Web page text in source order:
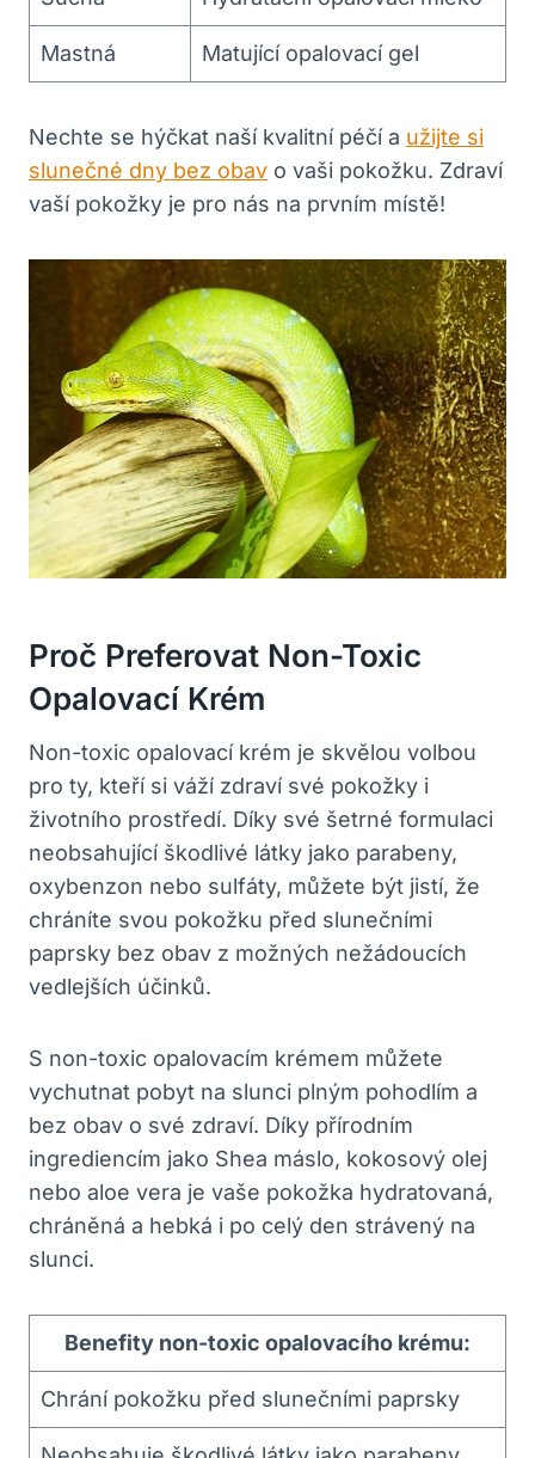
Mastná Matující opalovací gel
Nechte se hýčkat naší kvalitní péčí a užijte si
slunečné dny bez obav o vaši pokožku. Zdraví
vaší pokožky je pro nás na prvním místě!
Proč Preferovat Non-Toxic
Opalovací Krém
Non-toxic opalovací krém je skvělou volbou
pro ty, kteří si váží zdraví své pokožky i
životního prostředí. Díky své šetrné formulaci
neobsahující škodlivé látky jako parabeny,
oxybenzon nebo sulfáty, můžete být jistí, že
chráníte svou pokožku před slunečními
paprsky bez obav z možných nežádoucích
vedlejších účinků.
S non-toxic opalovacím krémem můžete
vychutnat pobyt na slunci plným pohodlím a
bez obav o své zdraví. Díky přírodním
ingrediencím jako Shea máslo, kokosový olej
nebo aloe vera je vaše pokožka hydratovaná,
chráněná a hebká i po celý den strávený na
slunci.
Benefity non-toxic opalovacího krému:
Chrání pokožku před slunečními paprsky